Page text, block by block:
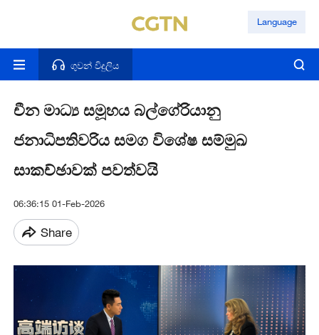
Language
ගුවන් විදුලිය
චීන මාධ්‍ය සමූහය බල්ගේරියානු
ජනාධිපතිවරිය සමග විශේෂ සම්මුඛ
සාකච්ඡාවක් පවත්වයි
06:36:15 01-Feb-2026
Share